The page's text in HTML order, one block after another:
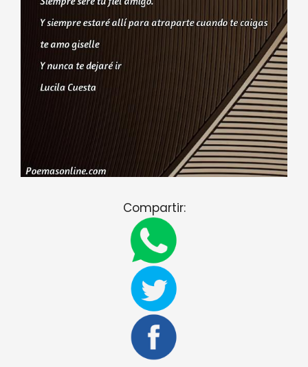
Compartir: